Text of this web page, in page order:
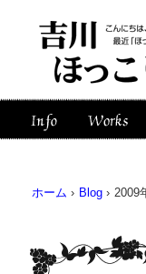
ホーム › Blog › 2009